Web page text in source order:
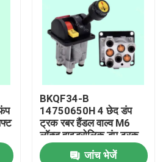
BKQF34-B
14750650H 4 छेद डंप
ट्रक रबर हैंडल वाल्व M6
लॉक्ड हाइड्रोलिक डंप ट्रक
कंट्रोल वाल्व
जांच भेजें